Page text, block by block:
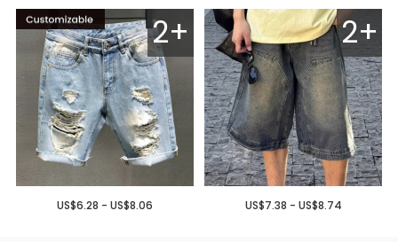
2+
US$7.38 - US$8.74
2+
US$6.28 - US$8.06